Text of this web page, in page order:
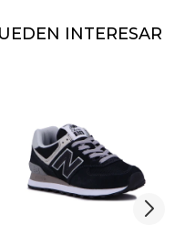
INTERESAR